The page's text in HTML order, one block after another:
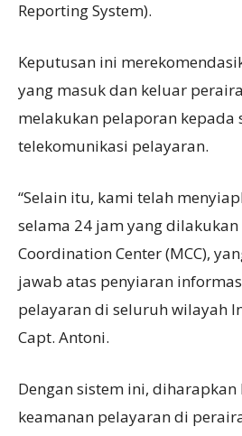
Reporting System).
Keputusan ini
yang masuk dan keluar
melakukan pelaporan kepada
telekomunikasi pelayaran.
“Selain itu, kami telah
selama 24 jam yang
Coordination Center (MCC),
jawab atas penyiaran
pelayaran di seluruh wilayah
Capt. Antoni.
Dengan sistem ini,
keamanan pelayaran di